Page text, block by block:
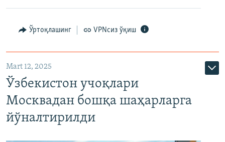
Ўртоқлашинг VPNсиз ўқиш
Mart 12, 2025
Ўзбекистон учоқлари
Москвадан бошқа шаҳарларга
йўналтирилди